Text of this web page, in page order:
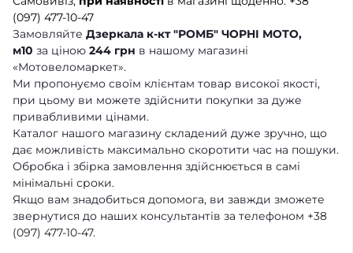
(097) 477-10-47
Замовляйте Дзеркала к-кт "РОМБ" ЧОРНІ МОТО,
м10 за ціною 244 грн в нашому магазині
«Мотовеломаркет».
Ми пропонуємо своїм клієнтам товар високої якості,
при цьому ви можете здійснити покупки за дуже
привабливими цінами.
Каталог нашого магазину складений дуже зручно, що
дає можливість максимально скоротити час на пошуки.
Обробка і збірка замовлення здійснюється в самі
мінімальні сроки.
Якщо вам знадобиться допомога, ви завжди зможете
звернутися до наших консультантів за телефоном +38
(097) 477-10-47.